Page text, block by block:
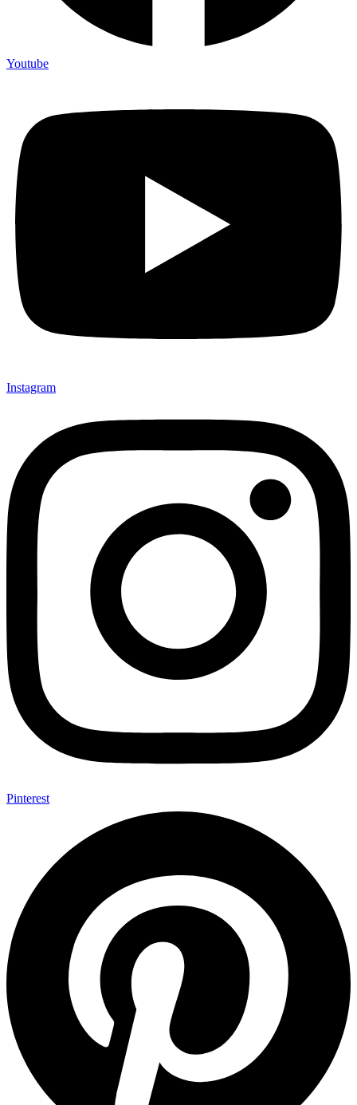
Youtube
Instagram
Pinterest